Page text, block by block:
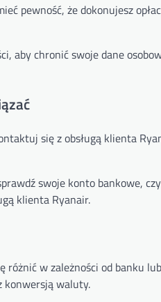
pewność, że dokonujesz
aby chronić swoje dane
się z obsługą klienta
swoje konto bankowe, czy
klienta Ryanair.
różnić w zależności od banku lub
konwersją waluty.